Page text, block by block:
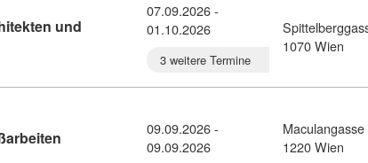
und
Bauingenieure, Architekten und Bauwesen B2+
07.09.2026 -
01.10.2026
3 weitere Termine
1070 Wien
Kursdetail: Brandschutz bei Feuer- und
09.09.2026 -
09.09.2026
1220 Wien